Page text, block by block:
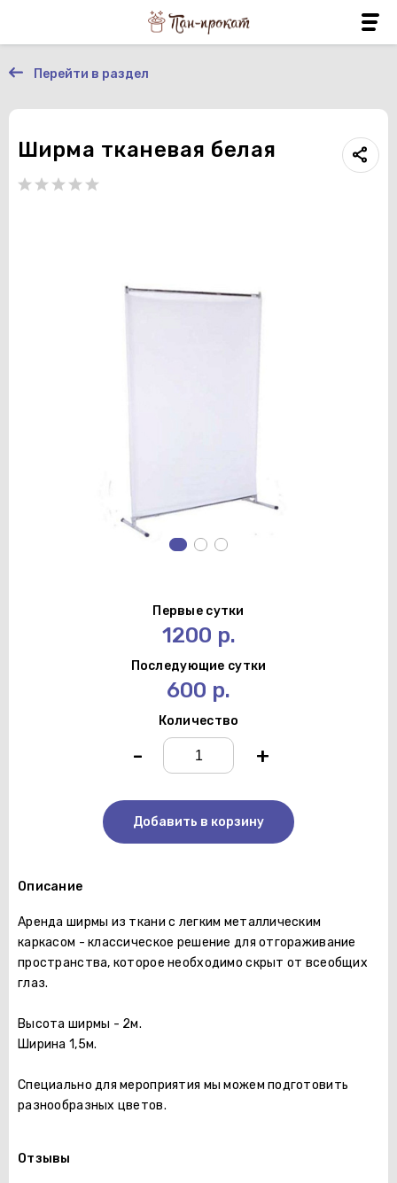
Перейти в раздел
Ширма тканевая белая
Первые сутки
1200 р.
Последующие сутки
600 р.
Количество
- +
Добавить в корзину
Описание
Аренда ширмы из ткани с легким металлическим
каркасом - классическое решение для отгораживание
пространства, которое необходимо скрыт от всеобщих
глаз.
Высота ширмы - 2м.
Ширина 1,5м.
Специально для мероприятия мы можем подготовить
разнообразных цветов.
Отзывы